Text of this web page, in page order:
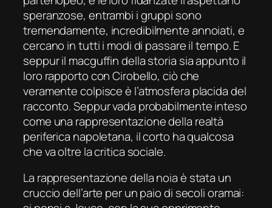
speranzose, entrambi i gruppi sono
tremendamente, incredibilmente annoiati, e
cercano in tutti i modi di passare il tempo. E
seppur il macguffindella storia sia appunto il
loro rapporto con Cirobello, ciò che
veramente colpisce è l’atmosfera placida del
racconto. Seppur vada probabilmente inteso
come una rappresentazione della realtà
periferica napoletana, il corto ha qualcosa
che va oltre la critica sociale.
La rappresentazione della noia è stata un
cruccio dell’arte per un paio di secoli oramai: